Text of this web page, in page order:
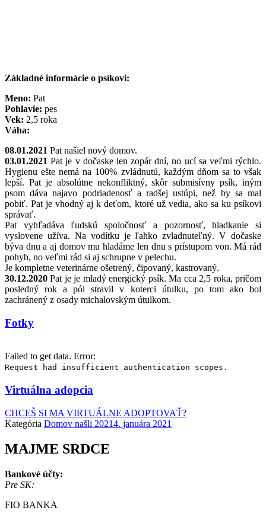
Základné informácie o psíkovi:
Meno: Pat
Pohlavie: pes
Vek: 2,5 roka
Váha:
08.01.2021 Pat našiel nový domov.
03.01.2021 Pat je v dočaske len zopár dní, no ucí sa veľmi rýchlo.
Hygienu ešte nemá na 100% zvládnutú, každým dňom sa to však
lepší. Pat je absolútne nekonfliktný, skôr submisívny psík, iným
psom dáva najavo podriadenosť a radšej ustúpi, než by sa mal
pobiť. Pat je vhodný aj k deťom, ktoré už vedia, ako sa ku psíkovi
správať.
Pat vyhľadáva ľudskú spoločnosť a pozornosť, hladkanie si
vyslovene užíva. Na vodítku je ľahko zvladnuteľný. V dočaske
býva dnu a aj domov mu hladáme len dnu s prístupom von. Má rád
pohyb, no veľmi rád si aj schrupne v pelechu.
Je kompletne veterinárne ošetrený, čipovaný, kastrovaný.
30.12.2020 Pat je je mladý energický psík. Ma cca 2,5 roka, pričom
posledný rok a pól stravil v koterci útulku, po tom ako bol
zachránený z osady michalovským útulkom.
Fotky
Failed to get data. Error:
Request had insufficient authentication scopes.
Virtuálna adopcia
CHCEŠ SI MA VIRTUÁLNE ADOPTOVAŤ?
Kategória Domov našli 20214. januára 2021
MAJME SRDCE
Bankové účty:
Pre SK:
FIO BANKA